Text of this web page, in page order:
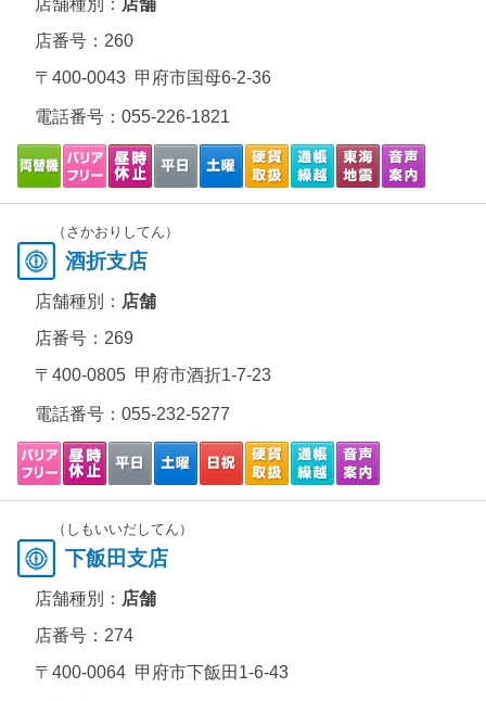
店舗種別： 店舗
店番号：260
〒400-0043 甲府市国母6-2-36
電話番号： 055-226-1821
（さかおりしてん）
酒折支店
店舗種別： 店舗
店番号：269
〒400-0805 甲府市酒折1-7-23
電話番号： 055-232-5277
（しもいいだしてん）
下飯田支店
店舗種別： 店舗
店番号：274
〒400-0064 甲府市下飯田1-6-43